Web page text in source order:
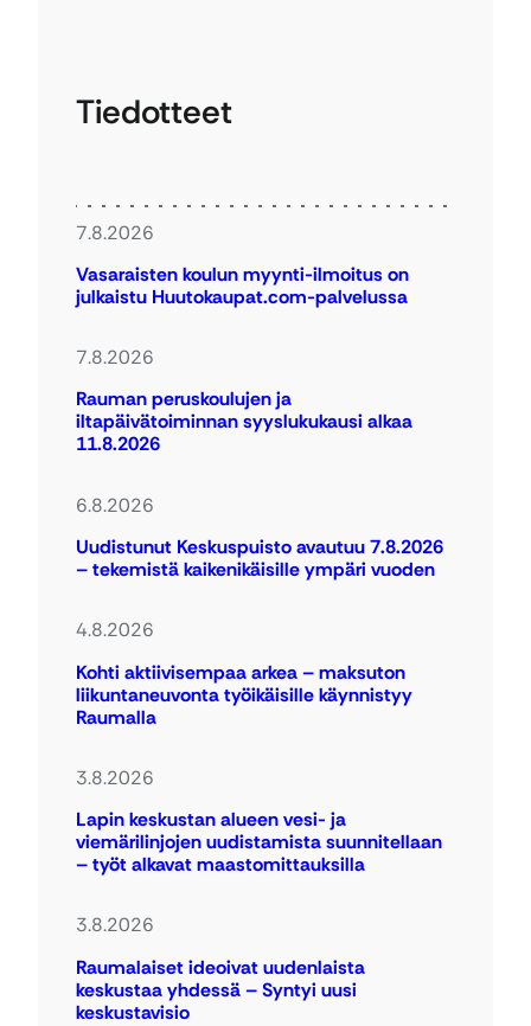
Tiedotteet
7.8.2026
Vasaraisten koulun myynti-ilmoitus on
julkaistu Huutokaupat.com-palvelussa
7.8.2026
Rauman peruskoulujen ja
iltapäivätoiminnan syyslukukausi alkaa
11.8.2026
6.8.2026
Uudistunut Keskuspuisto avautuu 7.8.2026
– tekemistä kaikenikäisille ympäri vuoden
4.8.2026
Kohti aktiivisempaa arkea – maksuton
liikuntaneuvonta työikäisille käynnistyy
Raumalla
3.8.2026
Lapin keskustan alueen vesi- ja
viemärilinjojen uudistamista suunnitellaan
– työt alkavat maastomittauksilla
3.8.2026
Raumalaiset ideoivat uudenlaista
keskustaa yhdessä – Syntyi uusi
keskustavisio